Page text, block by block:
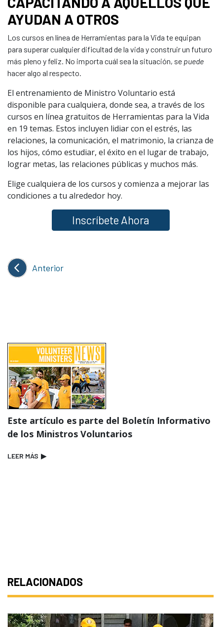
AYUDAN A OTROS
Los cursos en línea de Herramientas para la Vida te equipan
para superar cualquier dificultad de la vida y construir un futuro
más pleno y feliz. No importa cuál sea la situación, se puede
hacer algo al respecto.
El entrenamiento de Ministro Voluntario está
disponible para cualquiera, donde sea, a través de los
cursos en línea gratuitos de Herramientas para la Vida
en 19 temas. Estos incluyen lidiar con el estrés, las
relaciones, la comunicación, el matrimonio, la crianza de
los hijos, cómo estudiar, el éxito en el lugar de trabajo,
lograr metas, las relaciones públicas y muchos más.
Elige cualquiera de los cursos y comienza a mejorar las
condiciones a tu alrededor hoy.
Inscríbete Ahora
Anterior
Este artículo es parte del Boletín Informativo
de los Ministros Voluntarios
LEER MÁS ▶
RELACIONADOS